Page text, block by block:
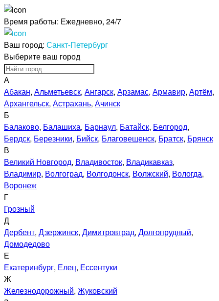
Время работы: Ежедневно, 24/7
Ваш город: Санкт-Петербург
Выберите ваш город
А
Абакан, Альметьевск, Ангарск, Арзамас, Армавир, Артём,
Архангельск, Астрахань, Ачинск
Б
Балаково, Балашиха, Барнаул, Батайск, Белгород,
Бердск, Березники, Бийск, Благовещенск, Братск, Брянск
В
Великий Новгород, Владивосток, Владикавказ,
Владимир, Волгоград, Волгодонск, Волжский, Вологда,
Воронеж
Г
Грозный
Д
Дербент, Дзержинск, Димитровград, Долгопрудный,
Домодедово
Е
Екатеринбург, Елец, Ессентуки
Ж
Железнодорожный, Жуковский